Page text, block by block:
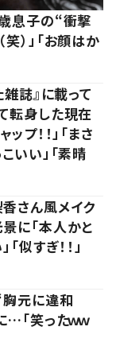
息子の“衝撃
）」「お顔はか
誌』に載って
転身した現在
プ！！」「まさ
いい」「素晴
さん風メイク
に「本人かと
似すぎ！！」
胸元に違和
「笑ったｗｗ